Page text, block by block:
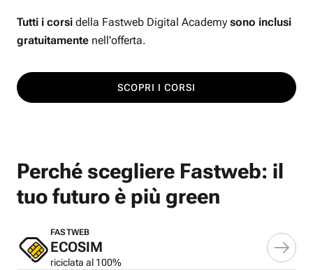
Tutti i corsi della Fastweb Digital Academy sono inclusi
gratuitamente nell'offerta.
SCOPRI I CORSI
Perché scegliere Fastweb: il
tuo futuro è più green
FASTWEB
ECOSIM
riciclata al 100%